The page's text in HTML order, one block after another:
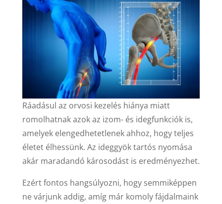
Ráadásul az orvosi kezelés hiánya miatt
romolhatnak azok az izom- és idegfunkciók is,
amelyek elengedhetetlenek ahhoz, hogy teljes
életet élhessünk. Az ideggyök tartós nyomása
akár maradandó károsodást is eredményezhet.
Ezért fontos hangsúlyozni, hogy semmiképpen
ne várjunk addig, amíg már komoly fájdalmaink